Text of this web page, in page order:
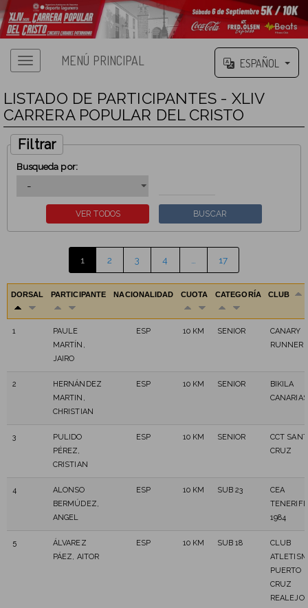
MENÚ PRINCIPAL ESPAÑOL
LISTADO DE PARTICIPANTES - XLIV
CARRERA POPULAR DEL CRISTO
Filtrar
Busqueda por:
1 2 3 4 17
DORSAL PARTICIPANTE NACIONALIDAD CUOTA CATEGORÍA CLUB
1
PAULE
MARTÍN,
JAIRO
ESP 10 KM SENIOR
CANARY
RUNNER
2
HERNÁNDEZ
MARTIN,
CHRISTIAN
ESP 10 KM SENIOR
BIKILA
CANARIAS
3
PULIDO
PÉREZ,
CRISTIAN
ESP 10 KM SENIOR
CCT
CRUZ
4
ALONSO
BERMÚDEZ,
ANGEL
ESP 10 KM SUB 23
CEA
TENERIFE
1984
5
ÁLVAREZ
PÁEZ, AITOR
ESP 10 KM SUB 18
CLUB
PUERTO
CRUZ